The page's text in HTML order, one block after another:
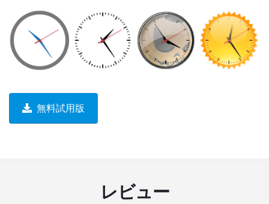
無料試用版
レビュー